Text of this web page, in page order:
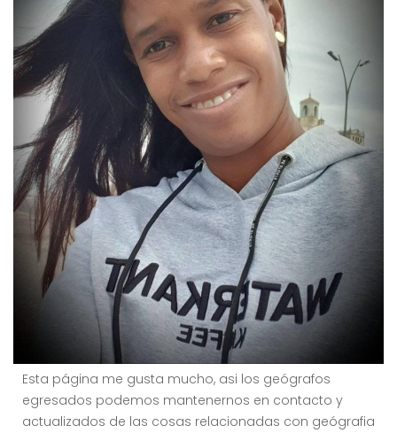
Esta página me gusta mucho, asi los geógrafos
egresados podemos mantenernos en contacto y
actualizados de las cosas relacionadas con geógrafia